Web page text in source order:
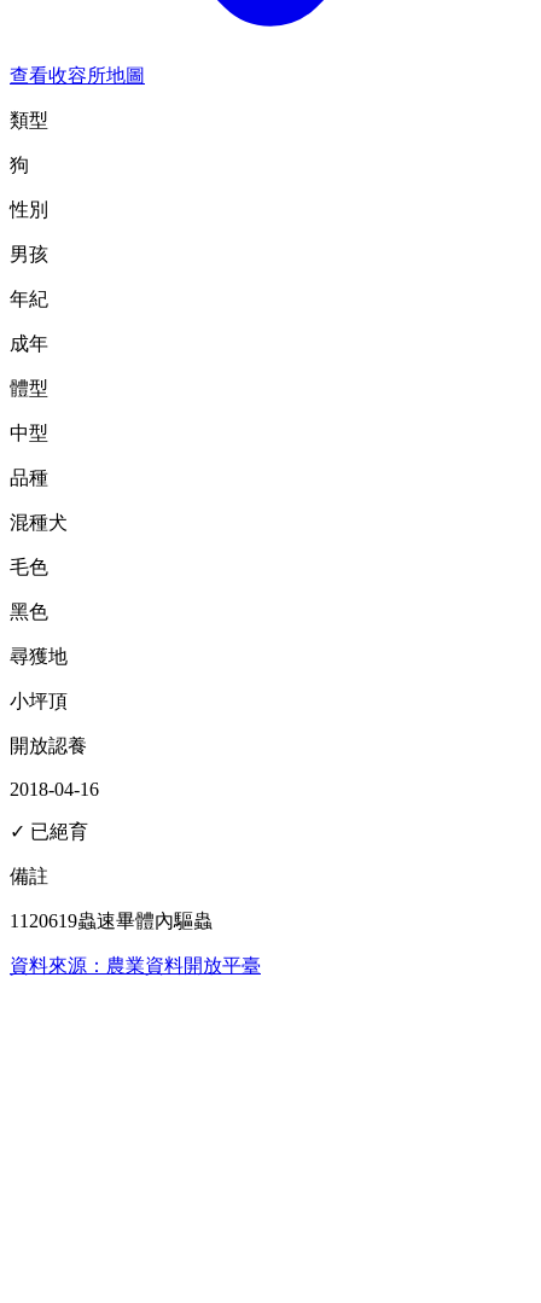
查看收容所地圖
類型
狗
性別
男孩
年紀
成年
體型
中型
品種
混種犬
毛色
黑色
尋獲地
小坪頂
開放認養
2018-04-16
✓ 已絕育
備註
1120619蟲速畢體內驅蟲
資料來源：農業資料開放平臺